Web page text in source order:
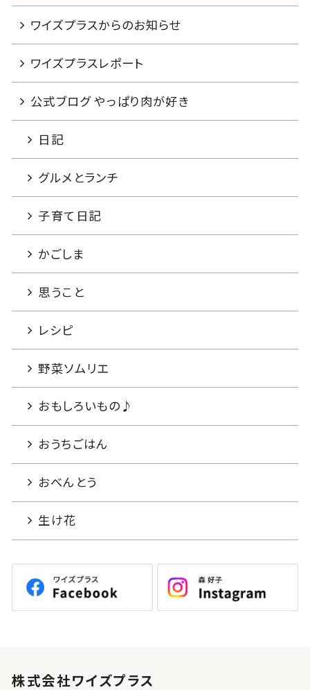
ワイズプラスからのお知らせ
ワイズプラスレポート
公式ブログ やっぱり肉が好き
日記
グルメとランチ
子育て日記
かごしま
思うこと
レシピ
野菜ソムリエ
おもしろいもの♪
おうちごはん
おべんとう
生け花
株式会社ワイズプラス